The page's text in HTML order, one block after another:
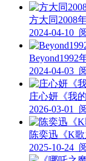
方大同2008
2024-04-10
Beyond1992
2024-04-03
庄心妍《我
2026-03-01
陈奕迅《K
2025-10-24